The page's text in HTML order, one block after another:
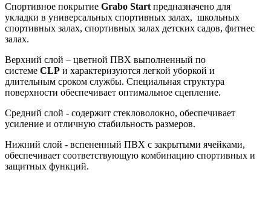
Спортивное покрытие Grabo Start предназначено для
укладки в универсальных спортивных залах, школьных
спортивных залах, спортивных залах детских садов, фитнес
залах.
Верхний слой – цветной ПВХ выполненный по
системе CLP и характеризуются легкой уборкой и
длительным сроком службы. Специальная структура
поверхности обеспечивает оптимальное сцепление.
Средний слой - содержит стекловолокно, обеспечивает
усиление и отличную стабильность размеров.
Нижний слой - вспененный ПВХ с закрытыми ячейками,
обеспечивает соответствующую комбинацию спортивных и
защитных функций.